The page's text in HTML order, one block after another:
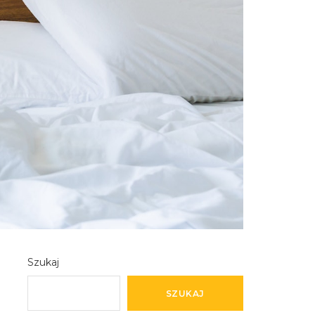
Szukaj
SZUKAJ